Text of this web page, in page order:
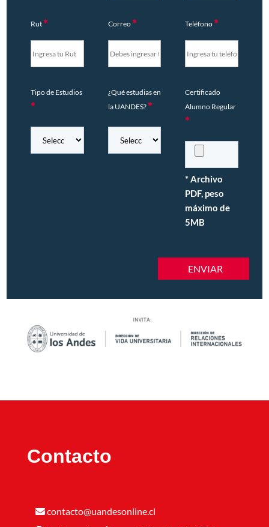
Rut* Correo* Teléfono*
Tipo de Estudios
*
¿Qué estudias en
la UANDES?*
Certificado
Alumno Regular
*
* Archivo
PDF, peso
máximo de
5MB
ENVIAR
Contacto
contacto@uandesonline.cl